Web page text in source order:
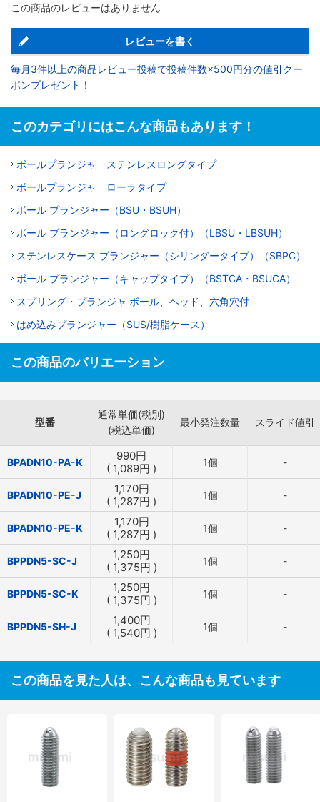
この商品のレビューはありません
レビューを書く
毎月3件以上の商品レビュー投稿で投稿件数×500円分の値引クー
ポンプレゼント！
このカテゴリにはこんな商品もあります！
ボールプランジャ ステンレスロングタイプ
ボールプランジャ ローラタイプ
ボール プランジャー（BSU・BSUH）
ボール プランジャー（ロングロック付）（LBSU・LBSUH）
ステンレスケース プランジャー（シリンダータイプ）（SBPC）
ボール プランジャー（キャップタイプ）（BSTCA・BSUCA）
スプリング・プランジャ ボール、ヘッド、六角穴付
はめ込みプランジャー（SUS/樹脂ケース）
この商品のバリエーション
型番
通常単価(税別)
(税込単価)
最小発注数量 スライド値引
BPADN10-PA-K 990円
( 1,089円 ) 1個 -
BPADN10-PE-J 1,170円
( 1,287円 ) 1個 -
BPADN10-PE-K 1,170円
( 1,287円 ) 1個 -
BPPDN5-SC-J 1,250円
( 1,375円 ) 1個 -
BPPDN5-SC-K 1,250円
( 1,375円 ) 1個 -
BPPDN5-SH-J 1,400円
( 1,540円 ) 1個 -
この商品を見た人は、こんな商品も見ています